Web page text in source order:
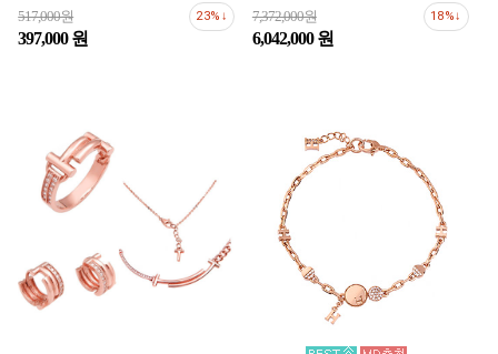
517,000원
397,000 원
23%↓ 7,372,000원
6,042,000 원
18%↓